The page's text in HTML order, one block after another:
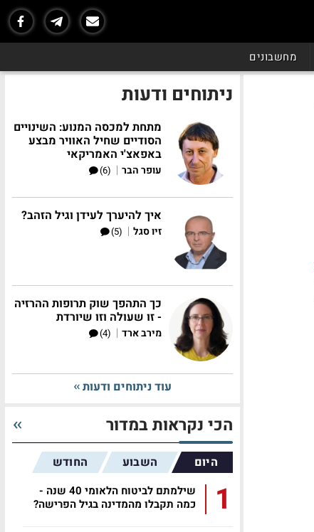
מחשבונים
ניתוחים ודעות
מתחת למכסה המנוע: השינויים
הסודיים שחיל האוויר מבצע
באפאצ'י האמריקאי
עופר הבר |
(6)
איך להיערך לעידן וגיל הזהב?
זיו סגל |
(5)
כך התהפך שוק תרופות ההרזיה
- זו שעולה וזו שיורדת
מירב ארד |
(4)
עוד ניתוחים ודעות
הכי נקראות במדור
היום השבוע החודש
1
שילמתם לביטוח הלאומי 40 שנה -
כמה תקבלו מהמדינה בגיל הפרישה?